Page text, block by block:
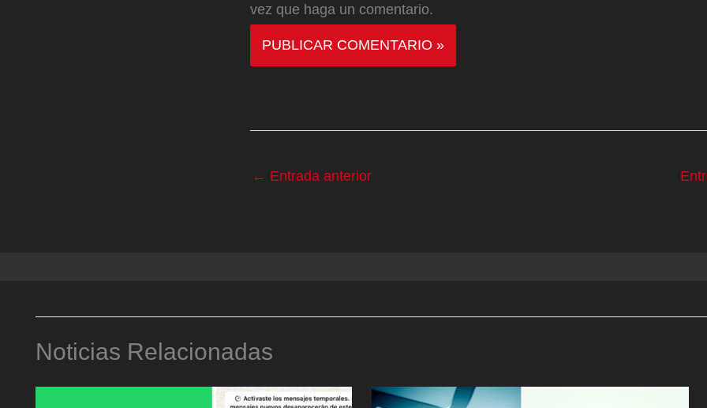
vez que haga un comentario.
← Entrada anterior
Noticias Relacionadas